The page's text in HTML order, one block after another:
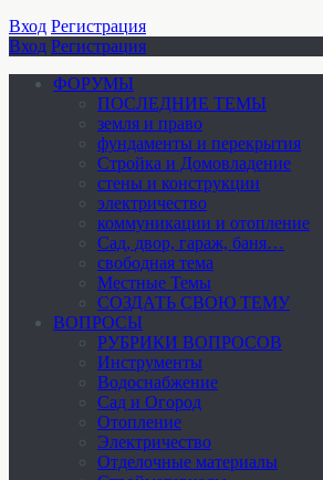
Вход Регистрация
Вход Регистрация
ФОРУМЫ
ПОСЛЕДНИЕ ТЕМЫ
земля и право
фундаменты и перекрытия
Стройка и Домовладение
стены и конструкции
электричество
коммуникации и отопление
Cад, двор, гараж, баня…
свободная тема
Местные Темы
СОЗДАТЬ СВОЮ ТЕМУ
ВОПРОСЫ
РУБРИКИ ВОПРОСОВ
Инструменты
Водоснабжение
Сад и Огород
Отопление
Электричество
Отделочные материалы